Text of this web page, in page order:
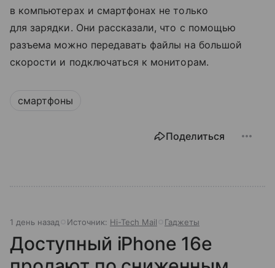
в компьютерах и смартфонах не только
для зарядки. Они рассказали, что с помощью
разъема можно передавать файлы на большой
скорости и подключаться к мониторам.
смартфоны
Поделиться
1 день назад Источник: Hi-Tech Mail Гаджеты
Доступный iPhone 16e